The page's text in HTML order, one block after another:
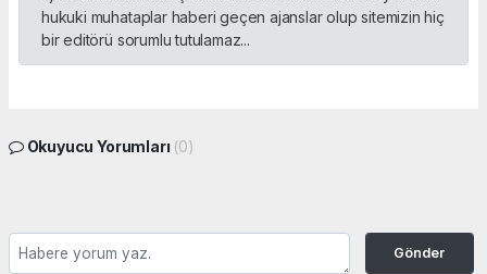
hukuki muhataplar haberi geçen ajanslar olup sitemizin hiç
bir editörü sorumlu tutulamaz...
Okuyucu Yorumları (0)
Gönder